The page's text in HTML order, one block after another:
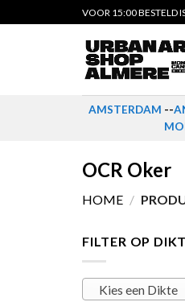
to
VOOR 15:00 BESTELD
AMSTERDAM --
OCR Oker
HOME /
FILTER OP
Kies een Dikte